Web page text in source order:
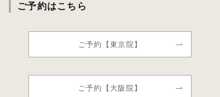
ご予約はこちら
ご予約【東京院】
ご予約【大阪院】